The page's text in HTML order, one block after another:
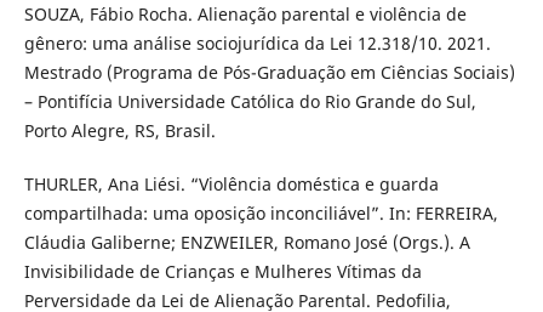
SOUZA, Fábio Rocha. Alienação parental e violência de
gênero: uma análise sociojurídica da Lei 12.318/10. 2021.
Mestrado (Programa de Pós-Graduação em Ciências Sociais)
– Pontifícia Universidade Católica do Rio Grande do Sul,
Porto Alegre, RS, Brasil.
THURLER, Ana Liési. “Violência doméstica e guarda
compartilhada: uma oposição inconciliável”. In: FERREIRA,
Cláudia Galiberne; ENZWEILER, Romano José (Orgs.). A
Invisibilidade de Crianças e Mulheres Vítimas da
Perversidade da Lei de Alienação Parental. Pedofilia,